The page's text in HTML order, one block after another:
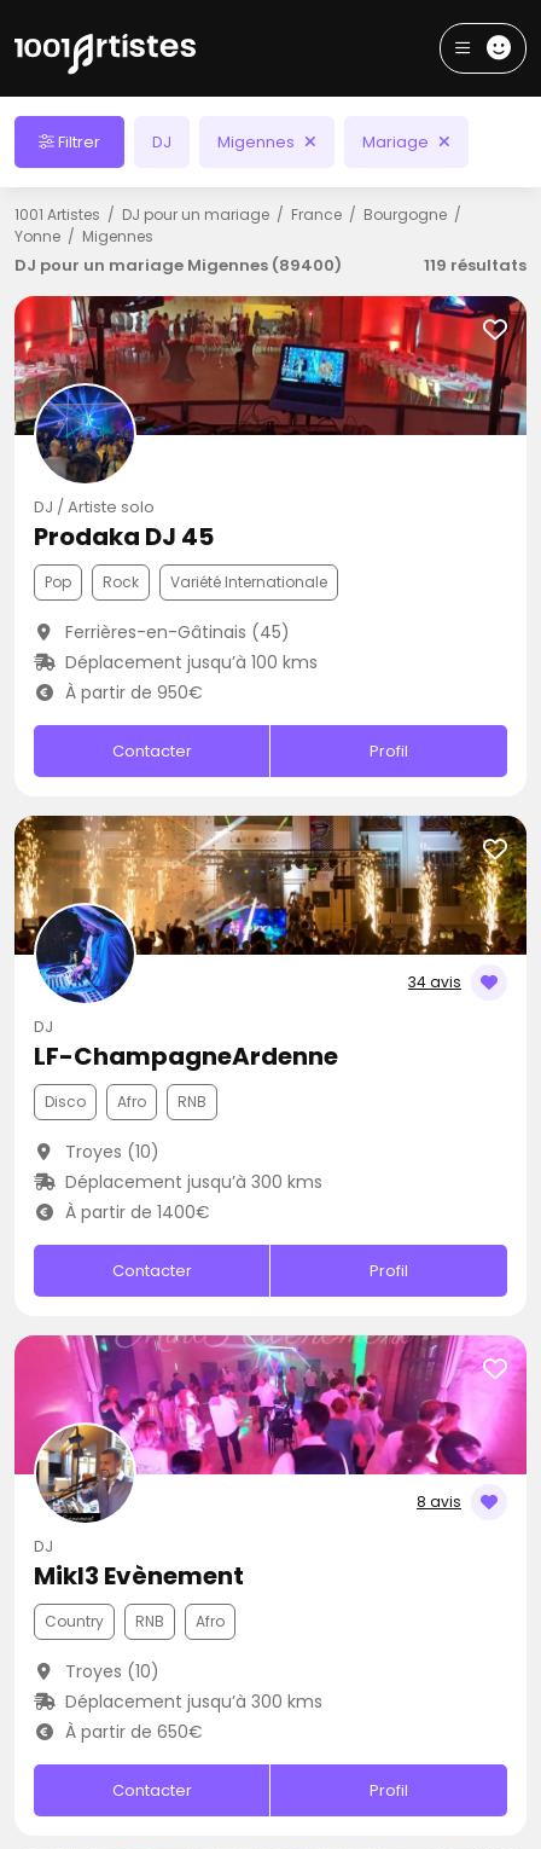
Filtrer DJ Migennes Mariage
1001 Artistes DJ pour un mariage France
Bourgogne
Yonne
Migennes
DJ pour un mariage Migennes (89400) 119 résultats
DJ / Artiste solo
Prodaka DJ 45
Pop Rock Variété Internationale
Ferrières-en-Gâtinais (45)
Déplacement jusqu’à 100 kms
À partir de 950€
Contacter Profil
34 avis
DJ
LF-ChampagneArdenne
Disco Afro RNB
Troyes (10)
Déplacement jusqu’à 300 kms
À partir de 1400€
Contacter Profil
8 avis
DJ
Mikl3 Evènement
Country RNB Afro
Troyes (10)
Déplacement jusqu’à 300 kms
À partir de 650€
Contacter Profil